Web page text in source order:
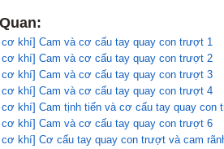
cơ khí] Cam và cơ cấu tay quay con trượt 1
cơ khí] Cam và cơ cấu tay quay con trượt 2
cơ khí] Cam và cơ cấu tay quay con trượt 3
cơ khí] Cam và cơ cấu tay quay con trượt 4
cơ khí] Cam tịnh tiến và cơ cấu tay quay con
cơ khí] Cam và cơ cấu tay quay con trượt 6
khí] Cơ cấu tay quay con trượt và cam